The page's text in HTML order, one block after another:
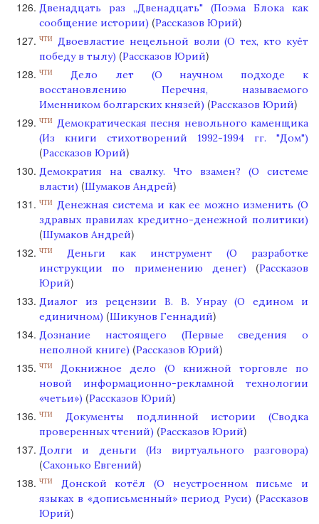
Двенадцать раз „Двенадцать" (Поэма Блока как
сообщение истории) (Рассказов Юрий)
ЧТИ
Двоевластие нецельной воли (О тех, кто куёт
победу в тылу) (Рассказов Юрий)
ЧТИ
Дело лет (О научном подходе к
восстановлению Перечня, называемого
Именником болгарских князей) (Рассказов Юрий)
ЧТИ
Демократическая песня невольного каменщика
(Из книги стихотворений 1992-1994 гг. "Дом")
(Рассказов Юрий)
Демократия на свалку. Что взамен? (О системе
власти) (Шумаков Андрей)
ЧТИ
Денежная система и как ее можно изменить (О
здравых правилах кредитно-денежной политики)
(Шумаков Андрей)
ЧТИ
Деньги как инструмент (О разработке
инструкции по применению денег) (Рассказов
Юрий)
Диалог из рецензии В. В. Унрау (О едином и
единичном) (Шикунов Геннадий)
Дознание настоящего (Первые сведения о
неполной книге) (Рассказов Юрий)
ЧТИ
Докнижное дело (О книжной торговле по
новой информационно-рекламной технологии
«четьи») (Рассказов Юрий)
ЧТИ
Документы подлинной истории (Сводка
проверенных чтений) (Рассказов Юрий)
Долги и деньги (Из виртуального разговора)
(Сахонько Евгений)
ЧТИ
Донской котёл (О неустроенном письме и
языках в «дописьменный» период Руси) (Рассказов
Юрий)